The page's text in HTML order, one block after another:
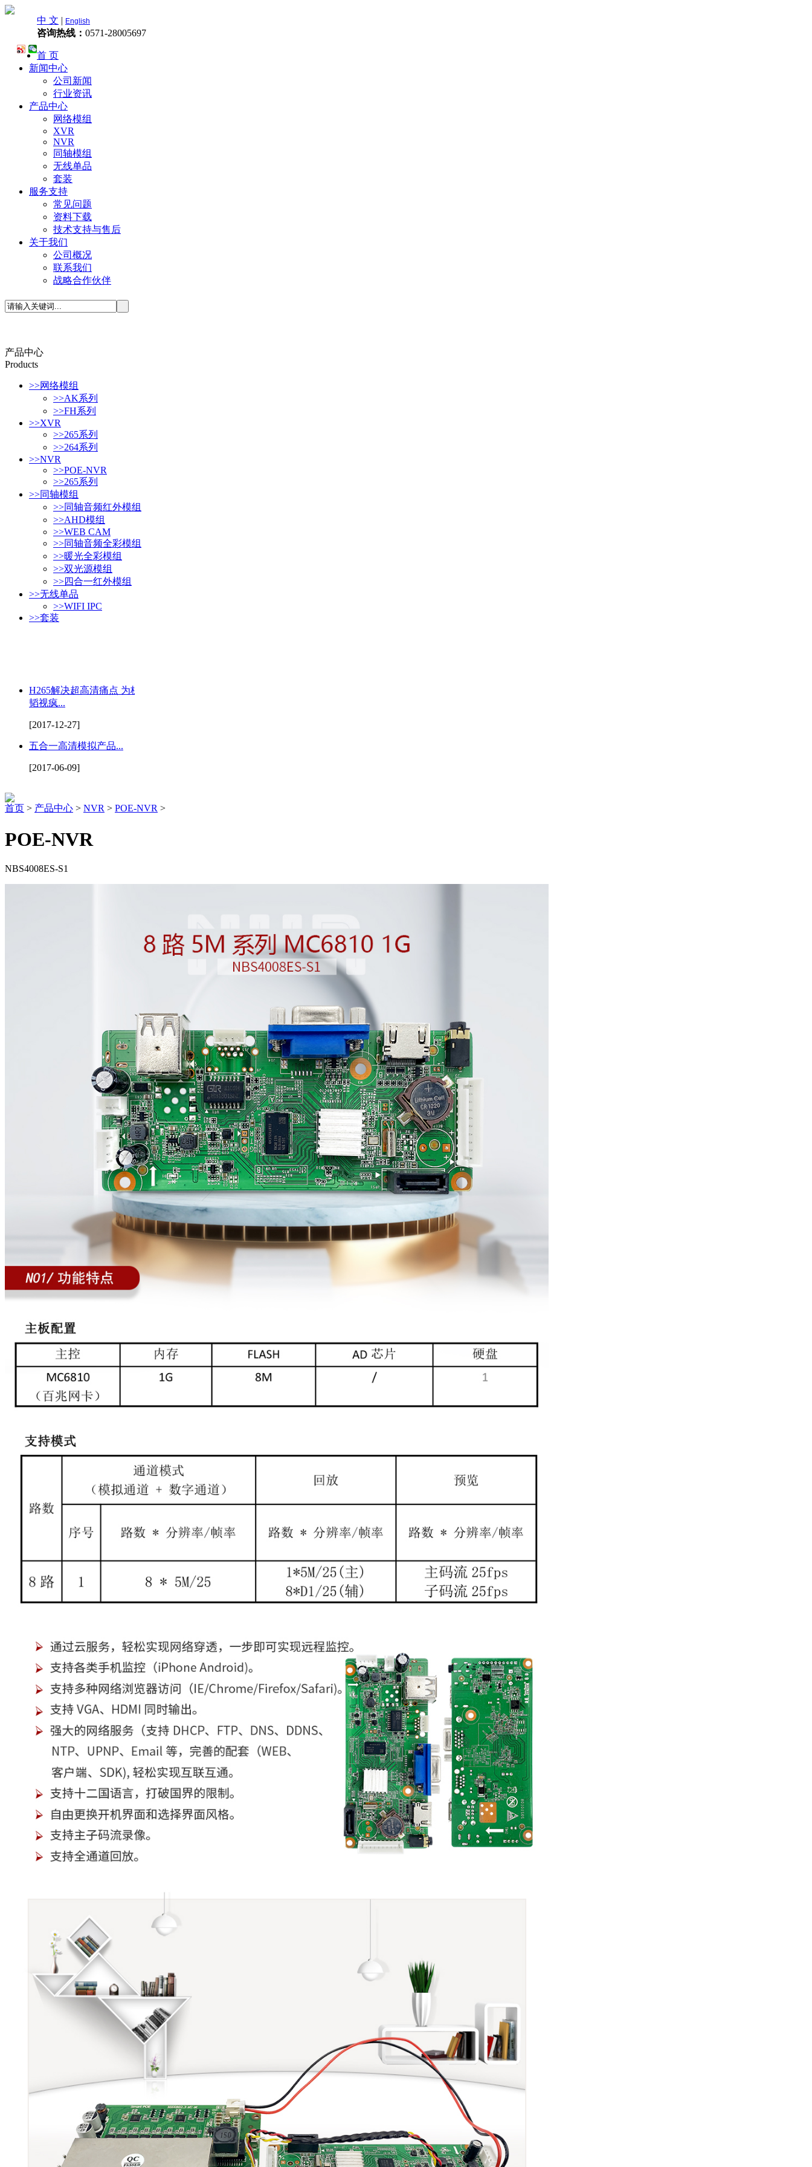
中 文 | English
咨询热线： 0571-28005697
首 页
新闻中心
公司新闻
行业资讯
产品中心
网络模组
XVR
NVR
同轴模组
无线单品
套装
服务支持
常见问题
资料下载
技术支持与售后
关于我们
公司概况
联系我们
战略合作伙伴
产品中心
Products
>>网络模组
>>AK系列
>>FH系列
>>XVR
>>265系列
>>264系列
>>NVR
>>POE-NVR
>>265系列
>>同轴模组
>>同轴音频红外模组
>>AHD模组
>>WEB CAM
>>同轴音频全彩模组
>>暖光全彩模组
>>双光源模组
>>四合一红外模组
>>无线单品
>>WIFI IPC
>>套装
H265解决超高清痛点 为杭州
韬视疯...
[2017-12-27]
五合一高清模拟产品...
[2017-06-09]
首页 > 产品中心 > NVR > POE-NVR >
POE-NVR
NBS4008ES-S1